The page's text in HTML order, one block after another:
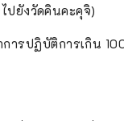
ปยังวัดคินคะคุจิ)
ารปฏิบัติการเกิน